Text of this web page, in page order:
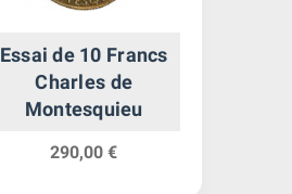
Essai de 10 Francs
Charles de
Montesquieu
290,00 €